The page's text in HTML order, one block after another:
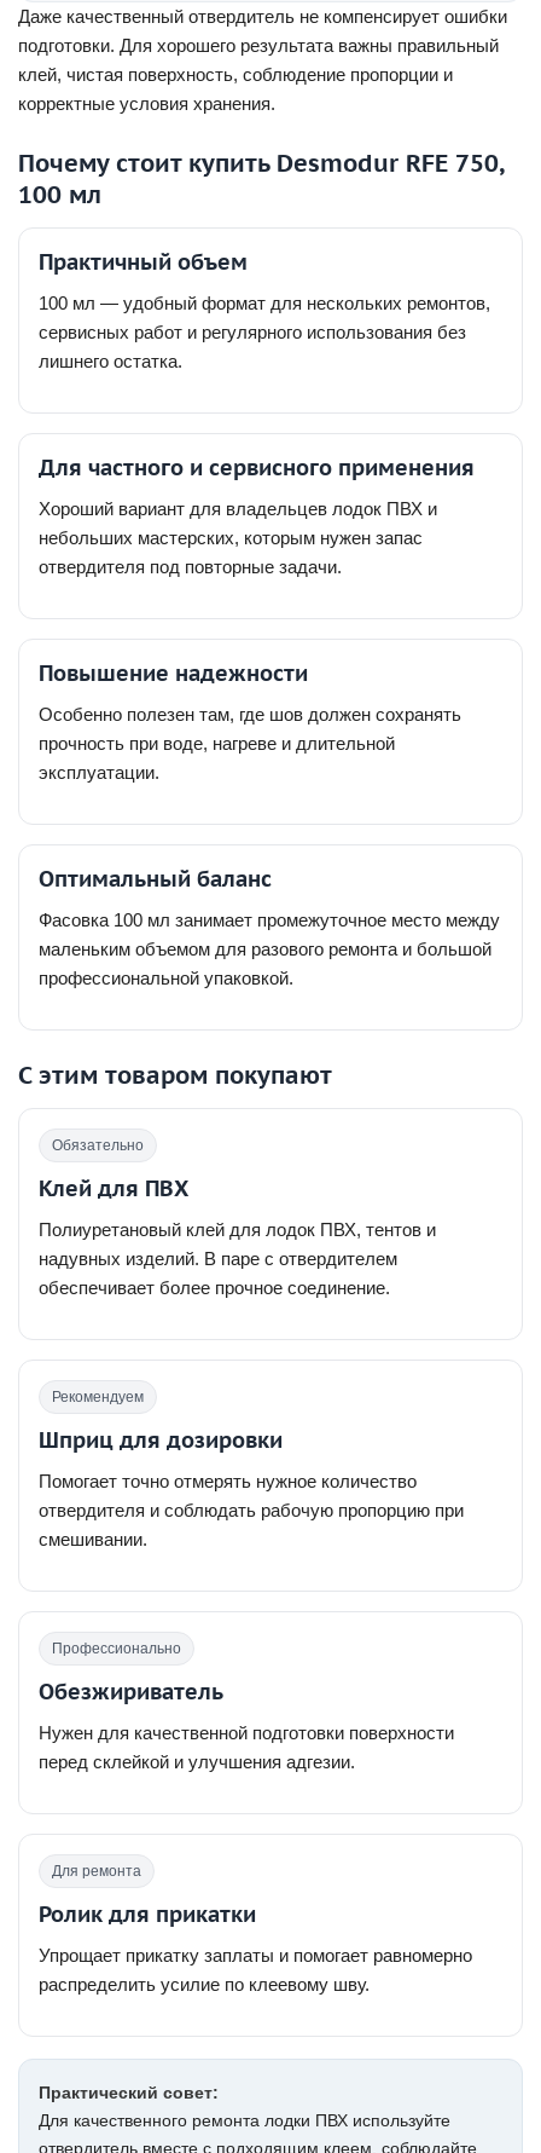
Даже качественный отвердитель не компенсирует ошибки
подготовки. Для хорошего результата важны правильный
клей, чистая поверхность, соблюдение пропорции и
корректные условия хранения.
Почему стоит купить Desmodur RFE 750,
100 мл
Практичный объем
100 мл — удобный формат для нескольких ремонтов,
сервисных работ и регулярного использования без
лишнего остатка.
Для частного и сервисного применения
Хороший вариант для владельцев лодок ПВХ и
небольших мастерских, которым нужен запас
отвердителя под повторные задачи.
Повышение надежности
Особенно полезен там, где шов должен сохранять
прочность при воде, нагреве и длительной
эксплуатации.
Оптимальный баланс
Фасовка 100 мл занимает промежуточное место между
маленьким объемом для разового ремонта и большой
профессиональной упаковкой.
С этим товаром покупают
Обязательно
Клей для ПВХ
Полиуретановый клей для лодок ПВХ, тентов и
надувных изделий. В паре с отвердителем
обеспечивает более прочное соединение.
Рекомендуем
Шприц для дозировки
Помогает точно отмерять нужное количество
отвердителя и соблюдать рабочую пропорцию при
смешивании.
Профессионально
Обезжириватель
Нужен для качественной подготовки поверхности
перед склейкой и улучшения адгезии.
Для ремонта
Ролик для прикатки
Упрощает прикатку заплаты и помогает равномерно
распределить усилие по клеевому шву.
Практический совет:
Для качественного ремонта лодки ПВХ используйте
отвердитель вместе с подходящим клеем, соблюдайте